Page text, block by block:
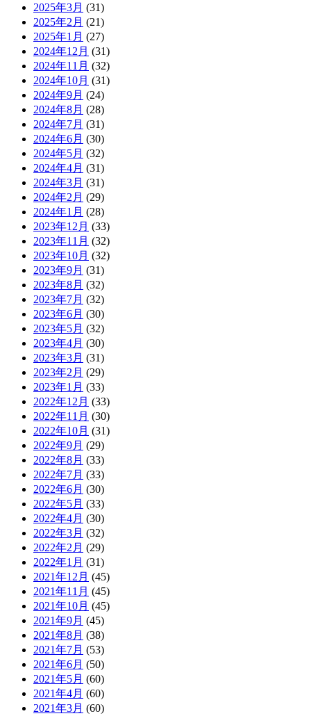
2025年3月 (31)
2025年2月 (21)
2025年1月 (27)
2024年12月 (31)
2024年11月 (32)
2024年10月 (31)
2024年9月 (24)
2024年8月 (28)
2024年7月 (31)
2024年6月 (30)
2024年5月 (32)
2024年4月 (31)
2024年3月 (31)
2024年2月 (29)
2024年1月 (28)
2023年12月 (33)
2023年11月 (32)
2023年10月 (32)
2023年9月 (31)
2023年8月 (32)
2023年7月 (32)
2023年6月 (30)
2023年5月 (32)
2023年4月 (30)
2023年3月 (31)
2023年2月 (29)
2023年1月 (33)
2022年12月 (33)
2022年11月 (30)
2022年10月 (31)
2022年9月 (29)
2022年8月 (33)
2022年7月 (33)
2022年6月 (30)
2022年5月 (33)
2022年4月 (30)
2022年3月 (32)
2022年2月 (29)
2022年1月 (31)
2021年12月 (45)
2021年11月 (45)
2021年10月 (45)
2021年9月 (45)
2021年8月 (38)
2021年7月 (53)
2021年6月 (50)
2021年5月 (60)
2021年4月 (60)
2021年3月 (60)